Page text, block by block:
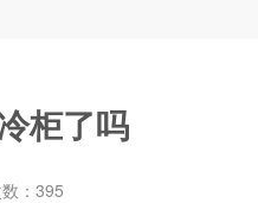
柜了吗
： 395